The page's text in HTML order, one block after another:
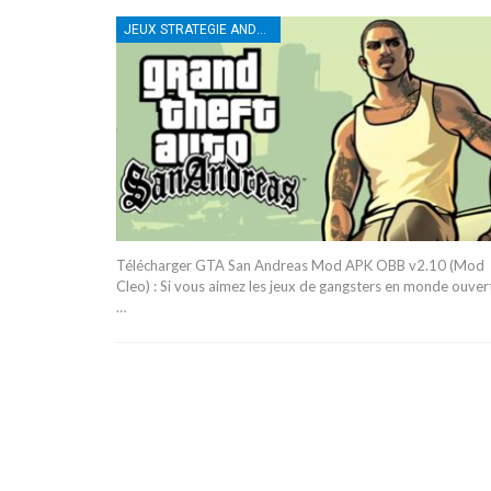
JEUX STRATEGIE ANDROID
Télécharger GTA San Andreas Mod APK OBB v2.10 (Mod
Cleo) : Si vous aimez les jeux de gangsters en monde
…